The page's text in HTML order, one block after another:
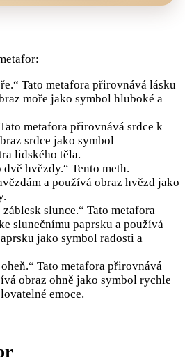
Tato metafora přirovnává lásku
moře jako symbol hluboké a
metafora přirovnává srdce k
srdce jako symbol
lidského těla.
hvězdy.“ Tento meth.
a používá obraz hvězd jako
slunce.“ Tato metafora
slunečnímu paprsku a používá
jako symbol radosti a
Tato metafora přirovnává
obraz ohně jako symbol rychle
emoce.